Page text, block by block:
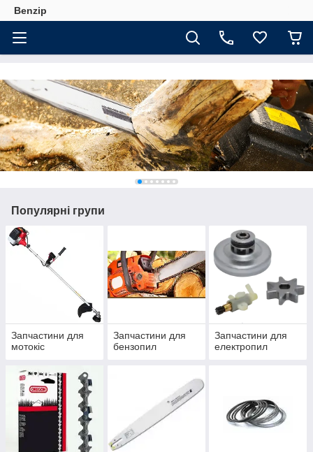
Benzip
Популярні групи
Запчастини для
мотокіс
Запчастини для
бензопил
Запчастини для
електропил